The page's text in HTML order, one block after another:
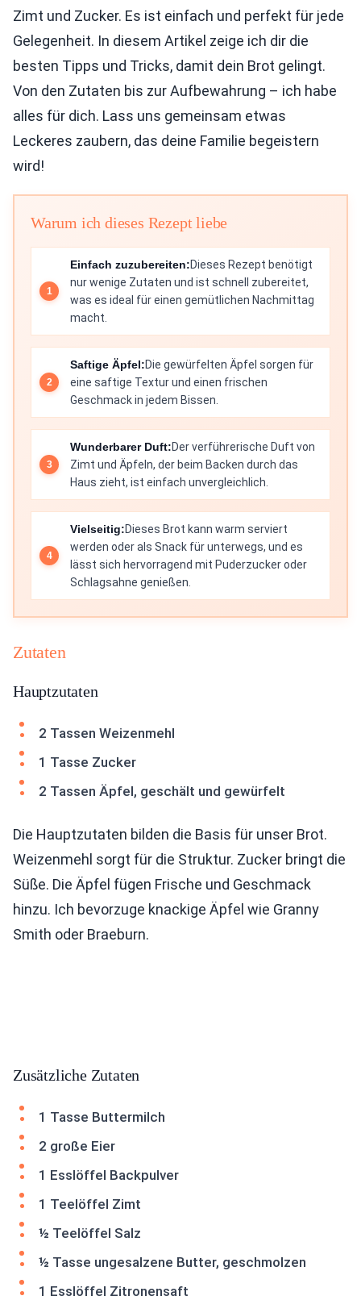
Zimt und Zucker. Es ist einfach und perfekt für jede
Gelegenheit. In diesem Artikel zeige ich dir die
besten Tipps und Tricks, damit dein Brot gelingt.
Von den Zutaten bis zur Aufbewahrung – ich habe
alles für dich. Lass uns gemeinsam etwas
Leckeres zaubern, das deine Familie begeistern
wird!
Warum ich dieses Rezept liebe
Einfach zuzubereiten:Dieses Rezept benötigt
nur wenige Zutaten und ist schnell zubereitet,
was es ideal für einen gemütlichen Nachmittag
macht.
Saftige Äpfel:Die gewürfelten Äpfel sorgen für
eine saftige Textur und einen frischen
Geschmack in jedem Bissen.
Wunderbarer Duft:Der verführerische Duft von
Zimt und Äpfeln, der beim Backen durch das
Haus zieht, ist einfach unvergleichlich.
Vielseitig:Dieses Brot kann warm serviert
werden oder als Snack für unterwegs, und es
lässt sich hervorragend mit Puderzucker oder
Schlagsahne genießen.
Zutaten
Hauptzutaten
2 Tassen Weizenmehl
1 Tasse Zucker
2 Tassen Äpfel, geschält und gewürfelt
Die Hauptzutaten bilden die Basis für unser Brot.
Weizenmehl sorgt für die Struktur. Zucker bringt die
Süße. Die Äpfel fügen Frische und Geschmack
hinzu. Ich bevorzuge knackige Äpfel wie Granny
Smith oder Braeburn.
Zusätzliche Zutaten
1 Tasse Buttermilch
2 große Eier
1 Esslöffel Backpulver
1 Teelöffel Zimt
½ Teelöffel Salz
½ Tasse ungesalzene Butter, geschmolzen
1 Esslöffel Zitronensaft